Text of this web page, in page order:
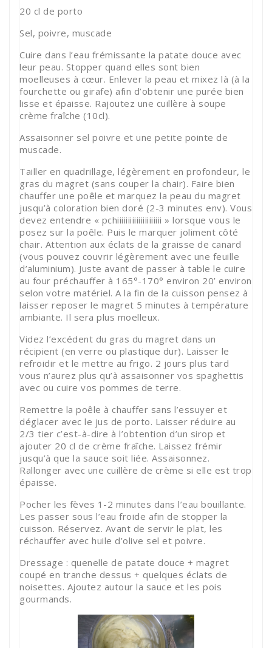
20 cl de porto
Sel, poivre, muscade
Cuire dans l’eau frémissante la patate douce avec
leur peau. Stopper quand elles sont bien
moelleuses à cœur. Enlever la peau et mixez là (à la
fourchette ou girafe) afin d’obtenir une purée bien
lisse et épaisse. Rajoutez une cuillère à soupe
crème fraîche (10cl).
Assaisonner sel poivre et une petite pointe de
muscade.
Tailler en quadrillage, légèrement en profondeur, le
gras du magret (sans couper la chair). Faire bien
chauffer une poêle et marquez la peau du magret
jusqu’à coloration bien doré (2-3 minutes env). Vous
devez entendre « pchiiiiiiiiiiiiiiiiiiiii » lorsque vous le
posez sur la poêle. Puis le marquer joliment côté
chair. Attention aux éclats de la graisse de canard
(vous pouvez couvrir légèrement avec une feuille
d’aluminium). Juste avant de passer à table le cuire
au four préchauffer à 165°-170° environ 20’ environ
selon votre matériel. A la fin de la cuisson pensez à
laisser reposer le magret 5 minutes à température
ambiante. Il sera plus moelleux.
Videz l’excédent du gras du magret dans un
récipient (en verre ou plastique dur). Laisser le
refroidir et le mettre au frigo. 2 jours plus tard
vous n’aurez plus qu’à assaisonner vos spaghettis
avec ou cuire vos pommes de terre.
Remettre la poêle à chauffer sans l’essuyer et
déglacer avec le jus de porto. Laisser réduire au
2/3 tier c’est-à-dire à l’obtention d’un sirop et
ajouter 20 cl de crème fraîche. Laissez frémir
jusqu’à que la sauce soit liée. Assaisonnez.
Rallonger avec une cuillère de crème si elle est trop
épaisse.
Pocher les fèves 1-2 minutes dans l’eau bouillante.
Les passer sous l’eau froide afin de stopper la
cuisson. Réservez. Avant de servir le plat, les
réchauffer avec huile d’olive sel et poivre.
Dressage : quenelle de patate douce + magret
coupé en tranche dessus + quelques éclats de
noisettes. Ajoutez autour la sauce et les pois
gourmands.